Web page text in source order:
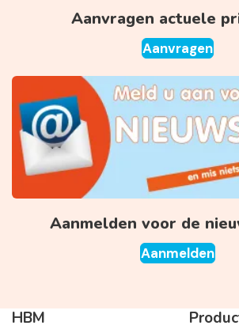
Aanvragen actuele
Aanvragen
Aanmelden voor de
Aanmelden
HBM